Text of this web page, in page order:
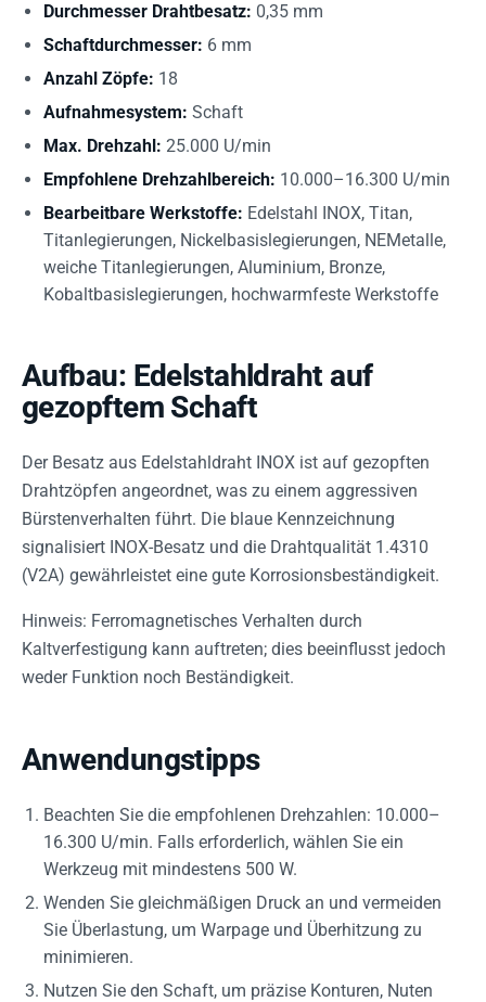
Durchmesser Drahtbesatz: 0,35 mm
Schaftdurchmesser: 6 mm
Anzahl Zöpfe: 18
Aufnahmesystem: Schaft
Max. Drehzahl: 25.000 U/min
Empfohlene Drehzahlbereich: 10.000–16.300 U/min
Bearbeitbare Werkstoffe: Edelstahl INOX, Titan,
Titanlegierungen, Nickelbasislegierungen, NEMetalle,
weiche Titanlegierungen, Aluminium, Bronze,
Kobaltbasislegierungen, hochwarmfeste Werkstoffe
Aufbau: Edelstahldraht auf
gezopftem Schaft
Der Besatz aus Edelstahldraht INOX ist auf gezopften
Drahtzöpfen angeordnet, was zu einem aggressiven
Bürstenverhalten führt. Die blaue Kennzeichnung
signalisiert INOX-Besatz und die Drahtqualität 1.4310
(V2A) gewährleistet eine gute Korrosionsbeständigkeit.
Hinweis: Ferromagnetisches Verhalten durch
Kaltverfestigung kann auftreten; dies beeinflusst jedoch
weder Funktion noch Beständigkeit.
Anwendungstipps
Beachten Sie die empfohlenen Drehzahlen: 10.000–
16.300 U/min. Falls erforderlich, wählen Sie ein
Werkzeug mit mindestens 500 W.
Wenden Sie gleichmäßigen Druck an und vermeiden
Sie Überlastung, um Warpage und Überhitzung zu
minimieren.
Nutzen Sie den Schaft, um präzise Konturen, Nuten